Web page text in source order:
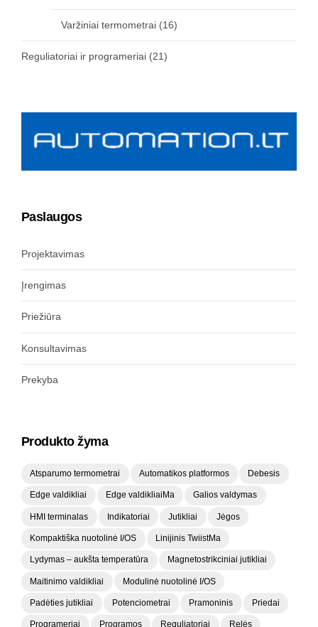
Varžiniai termometrai (16)
Reguliatoriai ir programeriai (21)
Paslaugos
Projektavimas
Įrengimas
Priežiūra
Konsultavimas
Prekyba
Produkto žyma
Atsparumo termometrai Automatikos platformos Debesis
Edge valdikliai Edge valdikliaiMa Galios valdymas
HMI terminalas Indikatoriai Jutikliai Jėgos
Kompaktiška nuotolinė I/OS Linijinis TwiistMa
Lydymas – aukšta temperatūra Magnetostrikciniai jutikliai
Maitinimo valdikliai Modulinė nuotolinė I/OS
Padėties jutikliai Potenciometrai Pramoninis Priedai
Programeriai Programos Reguliatoriai Relės